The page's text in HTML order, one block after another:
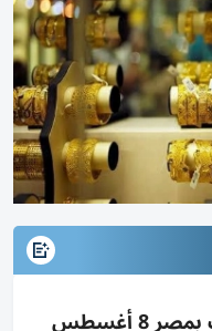
ارتفاع طفيف بأسعار الذهب بمصر 8 أغسطس